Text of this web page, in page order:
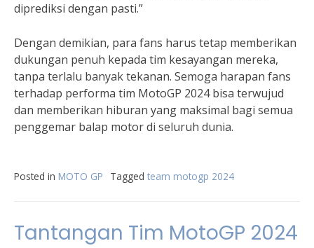
diprediksi dengan pasti.”
Dengan demikian, para fans harus tetap memberikan
dukungan penuh kepada tim kesayangan mereka,
tanpa terlalu banyak tekanan. Semoga harapan fans
terhadap performa tim MotoGP 2024 bisa terwujud
dan memberikan hiburan yang maksimal bagi semua
penggemar balap motor di seluruh dunia.
Posted in MOTO GP Tagged team motogp 2024
Tantangan Tim MotoGP 2024